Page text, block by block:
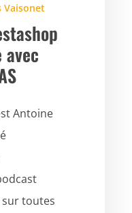
Vaisonet
avec
Antoine
toutes